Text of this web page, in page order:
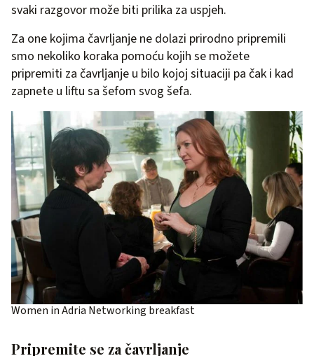
svaki razgovor može biti prilika za uspjeh.
Za one kojima čavrljanje ne dolazi prirodno pripremili
smo nekoliko koraka pomoću kojih se možete
pripremiti za čavrljanje u bilo kojoj situaciji pa čak i kad
zapnete u liftu sa šefom svog šefa.
Women in Adria Networking breakfast
Pripremite se za čavrljanje